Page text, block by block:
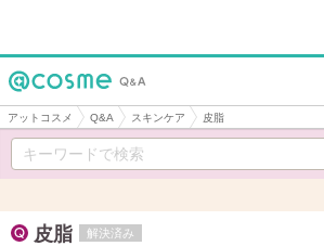
アットコスメ Q&A スキンケア 皮脂
皮脂 解決済み